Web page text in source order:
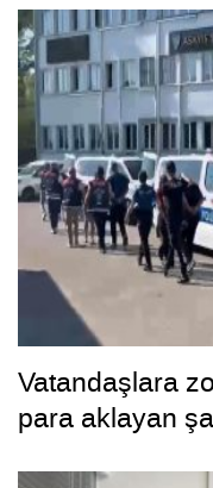
Vatandaşlara
para aklayan